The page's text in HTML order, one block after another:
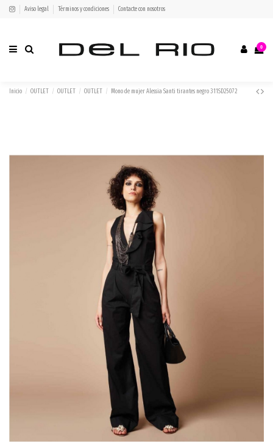
Aviso legal Términos y condiciones Contacte con nosotros
0
Inicio OUTLET OUTLET OUTLET Mono de mujer Alessia Santi tirantes negro 311SD25072